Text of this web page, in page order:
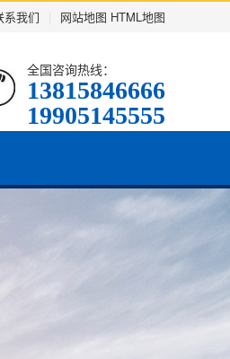
系我们 网站地图 HTML地图
全国咨询热线：
13815846666
19905145555